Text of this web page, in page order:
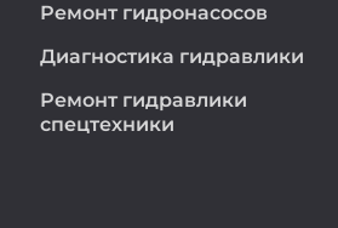
Ремонт гидронасосов
Диагностика гидравлики
Ремонт гидравлики
спецтехники